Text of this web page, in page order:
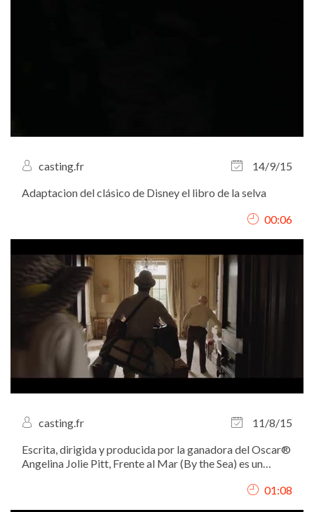
casting.fr
14/9/15
Adaptacion del clásico de Disney el libro de la selva
00:06
casting.fr
11/8/15
Escrita, dirigida y producida por la ganadora del Oscar®
Angelina Jolie Pitt, Frente al Mar (By the Sea) es un
01:08